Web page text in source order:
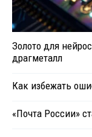
Золото для
драгметалл
Как избежать
«Почта России»